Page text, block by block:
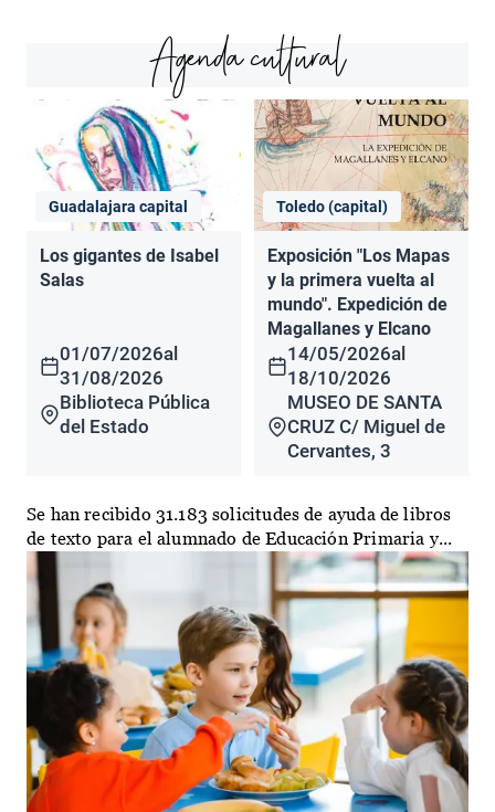
Agenda cultural
Guadalajara capital
Los gigantes de Isabel
Salas
01/07/2026al
31/08/2026
Biblioteca Pública
del Estado
Toledo (capital)
Exposición "Los Mapas
y la primera vuelta al
mundo". Expedición de
Magallanes y Elcano
14/05/2026al
18/10/2026
MUSEO DE SANTA
CRUZ C/ Miguel de
Cervantes, 3
Se han recibido 31.183 solicitudes de ayuda de libros
de texto para el alumnado de Educación Primaria y...